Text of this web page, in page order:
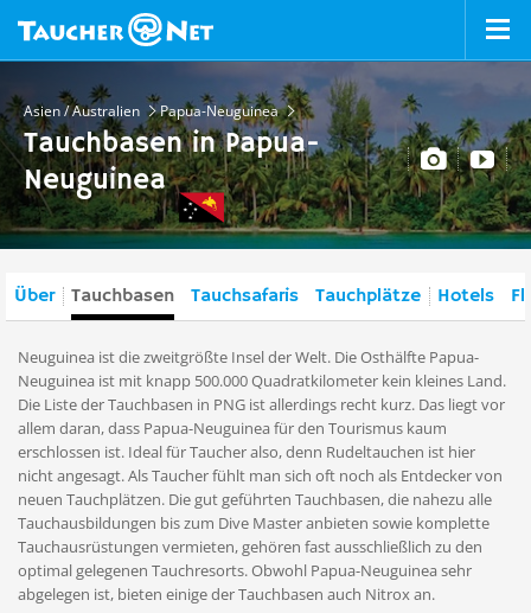
Asien / Australien Papua-Neuguinea
Tauchbasen in Papua-
Neuguinea
Über Tauchbasen Tauchsafaris Tauchplätze Hotels
Neuguinea ist die zweitgrößte Insel der Welt. Die Osthälfte Papua-
Neuguinea ist mit knapp 500.000 Quadratkilometer kein kleines Land.
Die Liste der Tauchbasen in PNG ist allerdings recht kurz. Das liegt vor
allem daran, dass Papua-Neuguinea für den Tourismus kaum
erschlossen ist. Ideal für Taucher also, denn Rudeltauchen ist hier
nicht angesagt. Als Taucher fühlt man sich oft noch als Entdecker von
neuen Tauchplätzen. Die gut geführten Tauchbasen, die nahezu alle
Tauchausbildungen bis zum Dive Master anbieten sowie komplette
Tauchausrüstungen vermieten, gehören fast ausschließlich zu den
optimal gelegenen Tauchresorts. Obwohl Papua-Neuguinea sehr
abgelegen ist, bieten einige der Tauchbasen auch Nitrox an.